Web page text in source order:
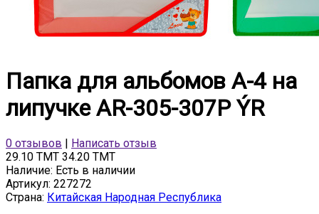
Папка для альбомов А-4 на
липучке AR-305-307P ÝR
0 отзывов
Написать отзыв
29.10 TMT 34.20 TMT
Наличие: Есть в наличии
Артикул: 227272
Страна: Китайская Народная Республика